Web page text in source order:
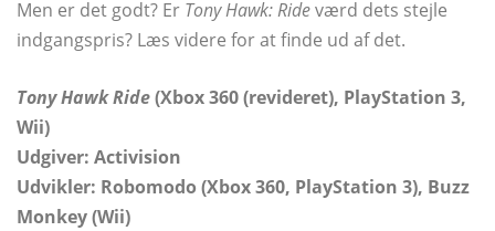
Men er det godt? Er Tony Hawk: Rideværd dets stejle
indgangspris? Læs videre for at finde ud af det.
Tony Hawk Ride(Xbox 360 (revideret), PlayStation 3,
Wii)
Udgiver: Activision
Udvikler: Robomodo (Xbox 360, PlayStation 3), Buzz
Monkey (Wii)